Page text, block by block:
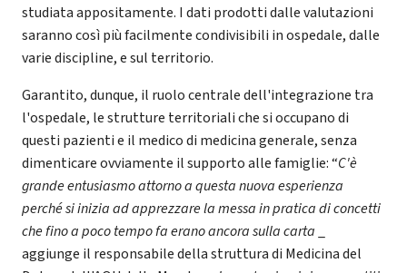
studiata appositamente. I dati prodotti dalle valutazioni
saranno così più facilmente condivisibili in ospedale, dalle
varie discipline, e sul territorio.
Garantito, dunque, il ruolo centrale dell'integrazione tra
l'ospedale, le strutture territoriali che si occupano di
questi pazienti e il medico di medicina generale, senza
dimenticare ovviamente il supporto alle famiglie: “C'è
grande entusiasmo attorno a questa nuova esperienza
perché si inizia ad apprezzare la messa in pratica di concetti
che fino a poco tempo fa erano ancora sulla carta
aggiunge il responsabile della struttura di Medicina del